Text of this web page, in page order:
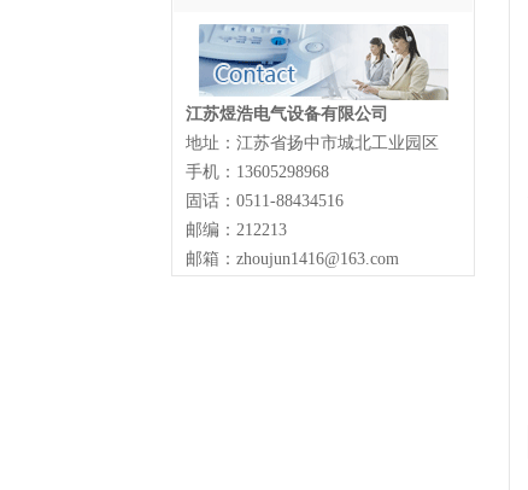
江苏煜浩电气设备有限公司
地址：江苏省扬中市城北工业园区
手机：13605298968
固话：0511-88434516
邮编：212213
邮箱：zhoujun1416@163.com